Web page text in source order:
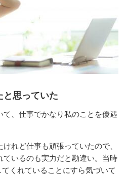
と思っていた
て、仕事でかなり私のことを優遇
れど仕事も頑張っていたので、
いるのも実力だと勘違い。当時
くれていることにすら気づいて